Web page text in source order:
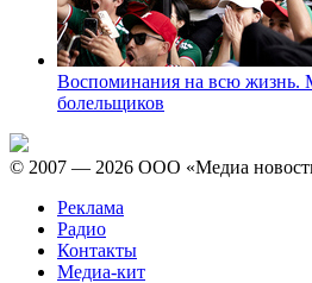
Воспоминания на всю жизнь.
болельщиков
© 2007 — 2026 ООО «Медиа
Реклама
Радио
Контакты
Медиа-кит